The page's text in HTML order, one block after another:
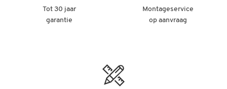
Tot 30 jaar
garantie
Montageservice
op aanvraag